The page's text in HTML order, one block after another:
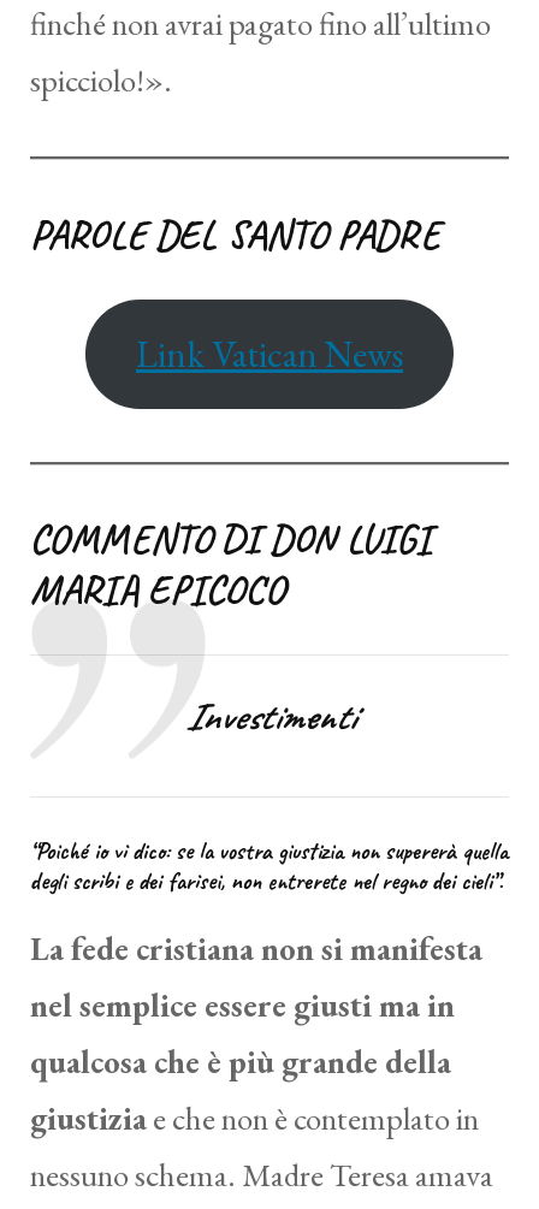
finché non avrai pagato fino all’ultimo
spicciolo!».
PAROLE DEL SANTO PADRE
Link Vatican News
COMMENTO DI DON LUIGI
MARIA EPICOCO
Investimenti
“Poiché io vi dico: se la vostra giustizia non supererà quella
degli scribi e dei farisei, non entrerete nel regno dei cieli”.
La fede cristiana non si manifesta
nel semplice essere giusti ma in
qualcosa che è più grande della
giustiziae che non è contemplato in
nessuno schema. Madre Teresa amava